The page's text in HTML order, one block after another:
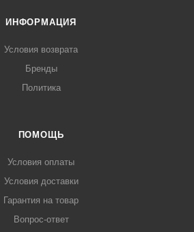
ИНФОРМАЦИЯ
Условия возврата
Бренды
Политика
ПОМОЩЬ
Условия оплаты
Условия доставки
Гарантия на товар
Вопрос-ответ